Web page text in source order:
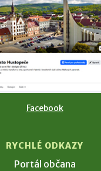
Facebook
RYCHLÉ ODKAZY
Portál občana